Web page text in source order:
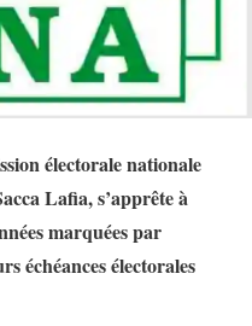
électorale nationale
Lafia, s’apprête à
marquées par
échéances électorales